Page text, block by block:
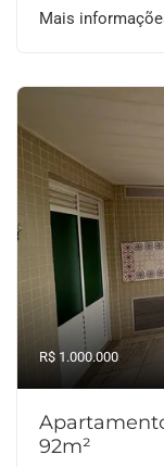
Mais
R$ 1.000.000
92m²